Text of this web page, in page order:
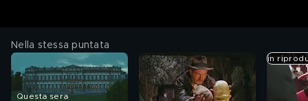
Nella stessa puntata
Questa sera
in